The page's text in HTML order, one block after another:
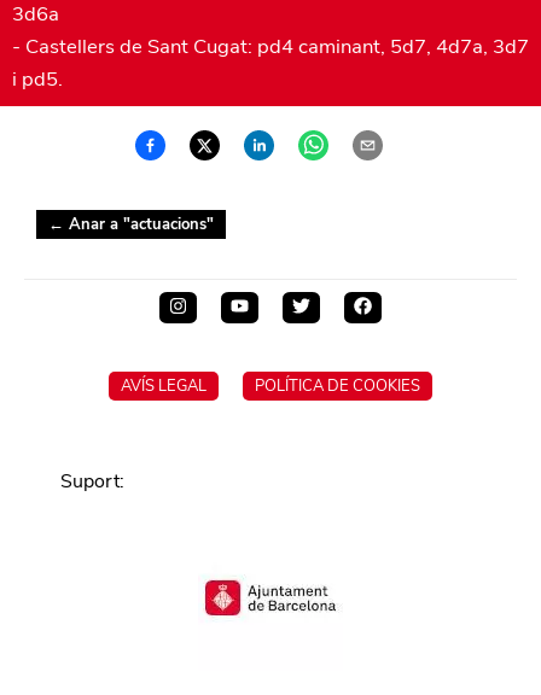
3d6a
- Castellers de Sant Cugat: pd4 caminant, 5d7, 4d7a, 3d7
i pd5.
← Anar a "actuacions"
AVÍS LEGAL POLÍTICA DE COOKIES
Suport: